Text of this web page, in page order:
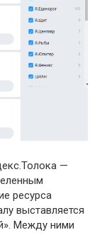
—
ресурса
выставляется
Между ними